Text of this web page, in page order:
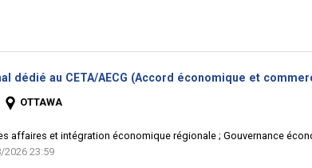
dédié au CETA/AECG (Accord économique et
OTTAWA
affaires et intégration économique régionale ; Gouvernance
2026 23:59